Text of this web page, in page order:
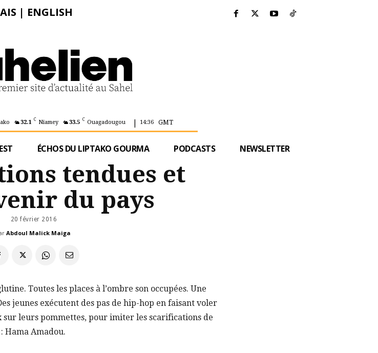
| ENGLISH
32.1 C Niamey 33.5 C Ouagadougou | 14:36 GMT
ÉCHOS DU LIPTAKO GOURMA PODCASTS NEWSLETTER
tendues et
du pays
20 février 2016
Abdoul Malick Maiga
Toutes les places à l’ombre son occupées. Une
jeunes exécutent des pas de hip-hop en faisant voler
sur leurs pommettes, pour imiter les scarifications de
Amadou.